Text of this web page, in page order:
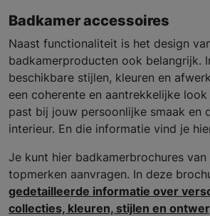
Badkamer accessoires
Naast functionaliteit is het design
badkamerproducten ook belangrijk.
beschikbare stijlen, kleuren en
een coherente en aantrekkelijke
past bij jouw persoonlijke smaak en
interieur. En die informatie vind je
Je kunt hier badkamerbrochures
topmerken aanvragen. In deze
gedetailleerde informatie over
collecties, kleuren, stijlen en